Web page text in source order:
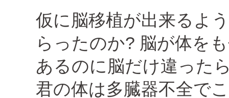
仮に脳移植が出来るよ
らったのか? 脳が体を
あるのに脳だけ違った
君の体は多臓器不全で